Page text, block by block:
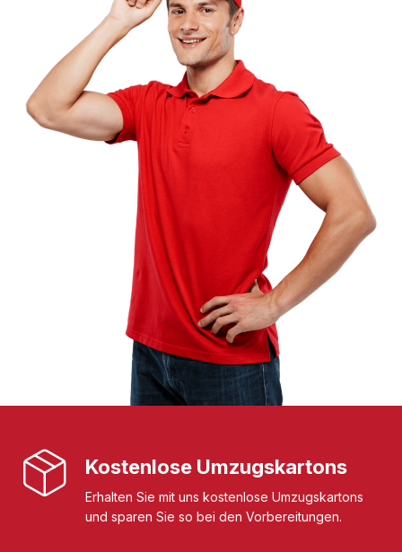
Kostenlose Umzugskartons
Erhalten Sie mit uns kostenlose Umzugskartons
und sparen Sie so bei den Vorbereitungen.